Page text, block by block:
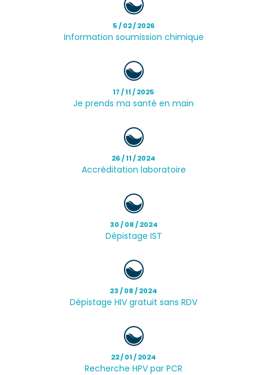
5 / 02 / 2026
Information soumission chimique
17 / 11 / 2025
Je prends ma santé en main
26 / 11 / 2024
Accréditation laboratoire
30 / 08 / 2024
Dépistage IST
23 / 08 / 2024
Dépistage HIV gratuit sans RDV
22 / 01 / 2024
Recherche HPV par PCR